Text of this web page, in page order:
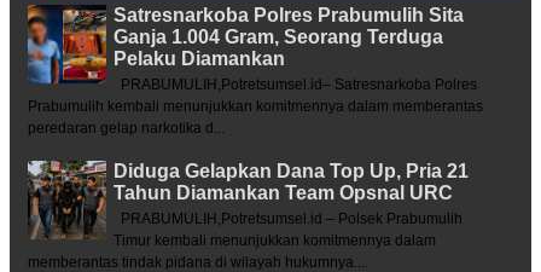
Satresnarkoba Polres Prabumulih Sita
Ganja 1.004 Gram, Seorang Terduga
Pelaku Diamankan
PRABUMULIH,Potretsumsel.id– Satresnarkoba Polres
Prabumulih kembali menunjukkan komitmennya dalam memberantas
peredaran gelap narkotika d...
Diduga Gelapkan Dana Top Up, Pria 21
Tahun Diamankan Team Opsnal URC
PRABUMULIH,Potretsumsel.id – Polsek Prabumulih
Timur kembali menunjukkan komitmennya dalam
memberantas tindak pidana di wilayah hukumnya....